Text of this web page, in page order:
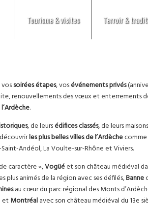
Tourisme & visites Terroir &
vossoirées étapes, vosévénements privés
renouvellements des vœux et enterrements
.
, de leursédifices classés, de leurs
les plus belles villes de l’Ardèche
Andéol, La Voulte-sur-Rhône et Viviers.
caractère »,Vogüéet son château médiéval
plus animés de la région avec ses défilés,Banne
au cœur du parc régional des Monts
et Montréalavec son château médiéval du 13e